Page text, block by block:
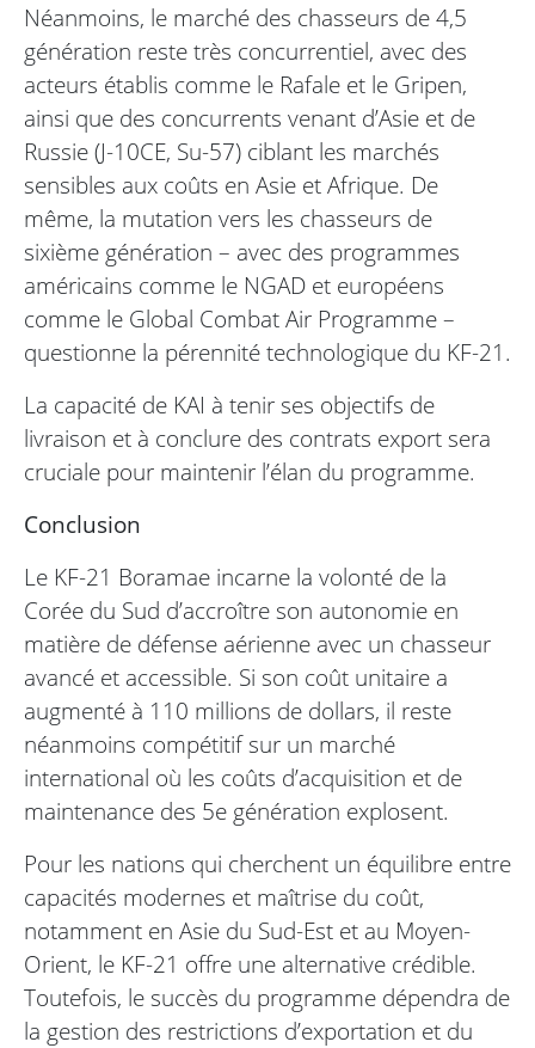
Néanmoins, le marché des chasseurs de 4,5
génération reste très concurrentiel, avec des
acteurs établis comme le Rafale et le Gripen,
ainsi que des concurrents venant d’Asie et de
Russie (J-10CE, Su-57) ciblant les marchés
sensibles aux coûts en Asie et Afrique. De
même, la mutation vers les chasseurs de
sixième génération – avec des programmes
américains comme le NGAD et européens
comme le Global Combat Air Programme –
questionne la pérennité technologique du KF-21.
La capacité de KAI à tenir ses objectifs de
livraison et à conclure des contrats export sera
cruciale pour maintenir l’élan du programme.
Conclusion
Le KF-21 Boramae incarne la volonté de la
Corée du Sud d’accroître son autonomie en
matière de défense aérienne avec un chasseur
avancé et accessible. Si son coût unitaire a
augmenté à 110 millions de dollars, il reste
néanmoins compétitif sur un marché
international où les coûts d’acquisition et de
maintenance des 5e génération explosent.
Pour les nations qui cherchent un équilibre entre
capacités modernes et maîtrise du coût,
notamment en Asie du Sud-Est et au Moyen-
Orient, le KF-21 offre une alternative crédible.
Toutefois, le succès du programme dépendra de
la gestion des restrictions d’exportation et du